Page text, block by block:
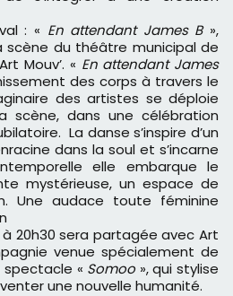
: « En attendant James B»,
scène du théâtre municipal de
Mouv’. « En attendant James
des corps à travers le
des artistes se déploie
scène, dans une célébration
La danse s’inspire d’un
dans la soul et s’incarne
elle embarque le
mystérieuse, un espace de
Une audace toute féminine
20h30 sera partagée avec Art
venue spécialement de
spectacle « Somoo», qui stylise
une nouvelle humanité.